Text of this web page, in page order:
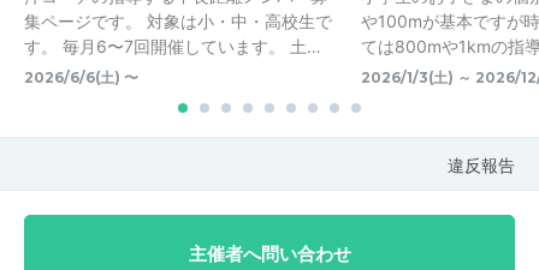
集ページです。 対象は小・中・高校生で
す。 毎月6〜7回開催しています。 土…
2026/6/6(土) 〜
や100mが基本ですが
ては800mや1kmの指
2026/1/3(土) ～ 2026/
違反報告
主催者へ問い合わせ